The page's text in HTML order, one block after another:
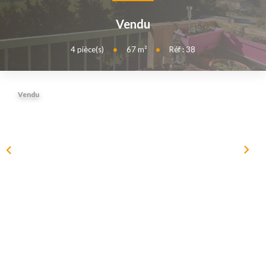
NOS AGENCES
Qui Sommes-Nous ?
Notre Équipe
Vendu
4pièce(s) • 67m² • Réf : 38
Vendu